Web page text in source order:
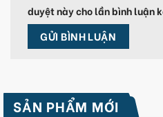
duyệt này cho lần bình luận
SẢN PHẨM MỚI